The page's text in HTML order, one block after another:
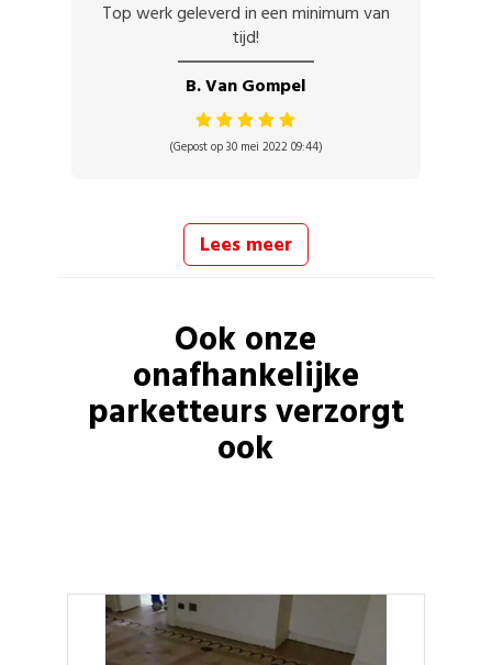
Top werk geleverd in een minimum van
tijd!
B. Van Gompel
(Gepost op 30 mei 2022 09:44)
Lees meer
Ook onze
onafhankelijke
parketteursverzorgt
ook